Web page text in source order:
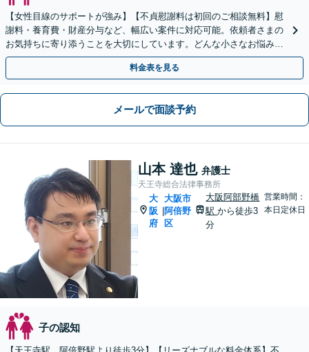
【女性目線のサポートが強み】【不貞慰謝料は初回のご相談無料】慰
謝料・養育費・財産分与など、幅広い案件に対応可能。依頼者さまの
お気持ちに寄り添うことを大切にしています。どんな小さなお悩み
も、まずはご相談ください。有利な解決に向けて動きます。
料金表を見る
メールで面談予約
山本 達也 弁護士
天王寺総合法律事務所
大
阪
府
大阪市
阿倍野
区
大阪阿部野橋
駅から徒歩3
分
営業時間：
本日定休日
子の認知
【天王寺駅、阿倍野駅より徒歩3分】【リーズナブルな料金体系】不